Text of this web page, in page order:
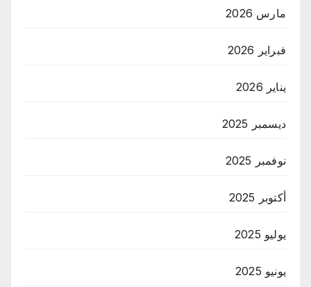
مارس 2026
فبراير 2026
يناير 2026
ديسمبر 2025
نوفمبر 2025
أكتوبر 2025
يوليو 2025
يونيو 2025